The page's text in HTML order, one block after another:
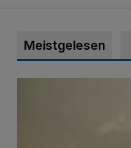
Meistgelesen